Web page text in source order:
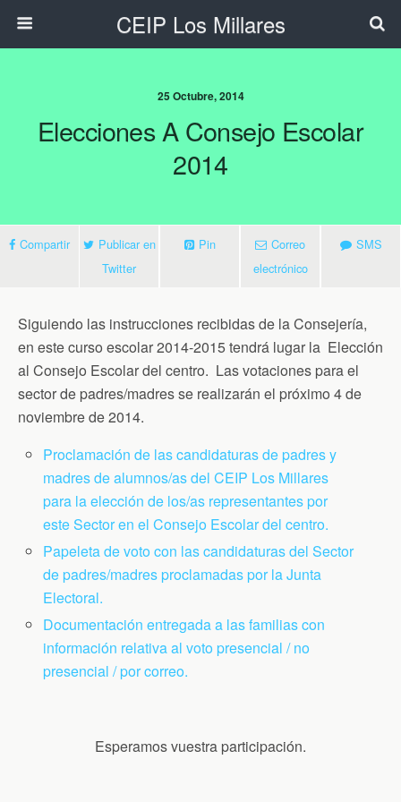
CEIP Los Millares
25 Octubre, 2014
Elecciones A Consejo Escolar
2014
Compartir
Publicar en
Twitter
Pin
Correo
electrónico
SMS
Siguiendo las instrucciones recibidas de la Consejería,
en este curso escolar 2014-2015 tendrá lugar la Elección
al Consejo Escolar del centro. Las votaciones para el
sector de padres/madres se realizarán el próximo 4 de
noviembre de 2014.
Proclamación de las candidaturas de padres y
madres de alumnos/as del CEIP Los Millares
para la elección de los/as representantes por
este Sector en el Consejo Escolar del centro.
Papeleta de voto con las candidaturas del Sector
de padres/madres proclamadas por la Junta
Electoral.
Documentación entregada a las familias con
información relativa al voto presencial / no
presencial / por correo.
Esperamos vuestra participación.